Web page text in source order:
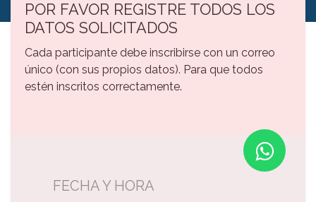
POR FAVOR REGISTRE TODOS LOS
DATOS SOLICITADOS
Cada participante debe inscribirse con un correo
único (con sus propios datos). Para que todos
estén inscritos correctamente.
FECHA Y HORA